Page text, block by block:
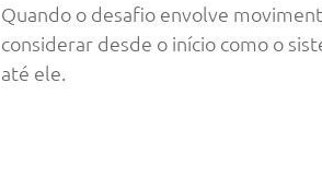
Quando o desafio envolve
considerar desde o início como o
até ele.